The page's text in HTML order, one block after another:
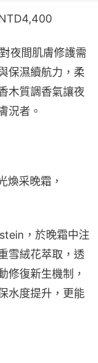
夜間肌膚修護需
保濕續航力，柔
木質調香氣讓夜
況者。
煥采晚霜，
，於晚霜中注
雪絨花萃取，透
修復新生機制，
水度提升，更能